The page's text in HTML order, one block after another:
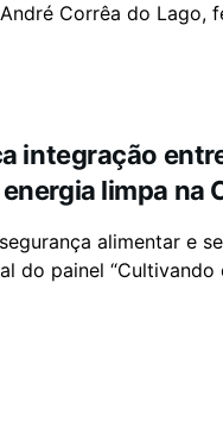
Corrêa do Lago,
integração
limpa na
alimentar e
do painel “Cultivando